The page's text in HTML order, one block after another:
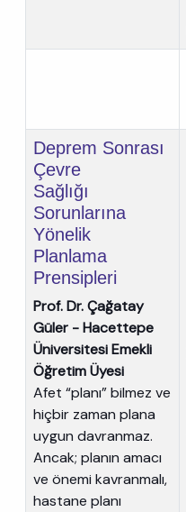
Deprem Sonrası
Çevre
Sağlığı
Sorunlarına
Yönelik
Planlama
Prensipleri
Prof. Dr. Çağatay
Güler - Hacettepe
Üniversitesi Emekli
Öğretim Üyesi
Afet “planı” bilmez ve
hiçbir zaman plana
uygun davranmaz.
Ancak; planın amacı
ve önemi kavranmalı,
hastane planı